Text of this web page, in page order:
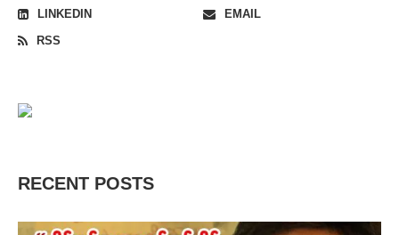
LINKEDIN
EMAIL
RSS
RECENT POSTS